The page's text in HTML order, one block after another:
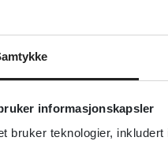
informasjonskapsler
bruker teknologier,